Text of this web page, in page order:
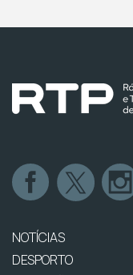
NOTÍCIAS
DESPORTO